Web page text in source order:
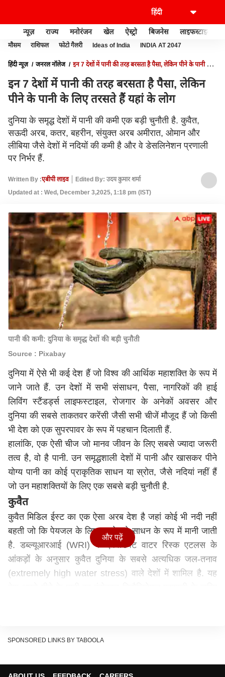
न्यूज़ राज्य मनोरंजन खेल ऐस्ट्रो बिजनेस लाइफस्टाइल
मौसम राशिफल फोटो गैलरी Ideas of India INDIA AT 2047
हिंदी न्यूज़ जनरल नॉलेज
इन 7 देशों में पानी की तरह बरसता है पैसा, लेकिन पीने के पानी के
इन 7 देशों में पानी की तरह बरसता है पैसा, लेकिन
पीने के पानी के लिए तरसते हैं यहां के लोग
दुनिया के समृद्ध देशों में पानी की कमी एक बड़ी चुनौती है. कुवैत,
सऊदी अरब, कतर, बहरीन, संयुक्त अरब अमीरात, ओमान और
लीबिया जैसे देशों में नदियों की कमी है और वे डेसलिनेशन प्रणाली
पर निर्भर हैं.
Written By :एबीपी लाइव
Edited By: उदय कुमार शर्मा
Updated at : Wed, December 3,2025, 1:18 pm (IST)
पानी की कमी: दुनिया के समृद्ध देशों की बड़ी चुनौती
Source : Pixabay
दुनिया में ऐसे भी कई देश हैं जो विश्व की आर्थिक महाशक्ति के रूप में
जाने जाते हैं. उन देशों में सभी संसाधन, पैसा, नागरिकों की हाई
लिविंग स्टैंडर्ड्स लाइफस्टाइल, रोजगार के अनेकों अवसर और
दुनिया की सबसे ताकतवर करेंसी जैसी सभी चीजें मौजूद हैं जो किसी
भी देश को एक सुपरपावर के रूप में पहचान दिलाती हैं.
हालांकि, एक ऐसी चीज जो मानव जीवन के लिए सबसे ज्यादा जरूरी
तत्व है, वो है पानी. उन समृद्धशाली देशों में पानी और खासकर पीने
योग्य पानी का कोई प्राकृतिक साधन या स्रोत, जैसे नदियां नहीं हैं
जो उन महाशक्तियों के लिए एक सबसे बड़ी चुनौती है.
कुवैत
कुवैत मिडिल ईस्ट का एक ऐसा अरब देश है जहां कोई भी नदी नहीं
बहती जो कि पेयजल के लिए सबसे बड़े साधन के रूप में मानी जाती
है. डब्ल्यूआरआई (WRI) के एक्वाडक्ट वाटर रिस्क एटलस के
आंकड़ों के अनुसार कुवैत दुनिया के सबसे अत्यधिक जल-तनाव
(extremely high water stress) वाले देशों में शामिल है. यह
इस्तेमाल किया जाता है जो पीने के पानी की बढ़ती मांग को पूरा नहीं
और पढ़ें
SPONSORED LINKS BY TABOOLA